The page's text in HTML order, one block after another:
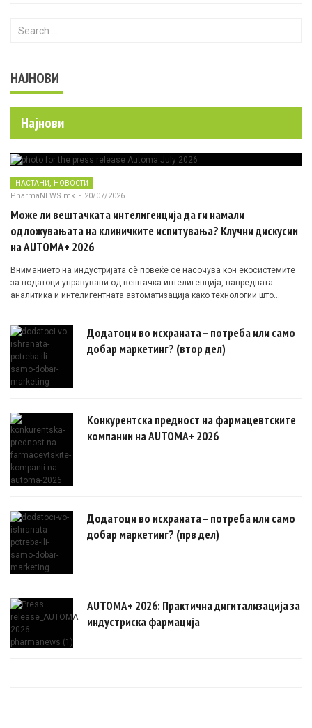
Search for:
НАЈНОВИ
Најнови
НАСТАНИ, НОВОСТИ
PharmaNEWS.mk - 20/07/2026
Може ли вештачката интелигенција да ги намали
одложувањата на клиничките испитувања? Клучни дискусии
на AUTOMA+ 2026
Вниманието на индустријата сè повеќе се насочува кон екосистемите
за податоци управувани од вештачка интелигенција, напредната
аналитика и интелигентната автоматизација како технологии што
Додатоци во исхраната – потреба или само
добар маркетинг? (втор дел)
Конкурентска предност на фармацевтските
компании на AUTOMA+ 2026
Додатоци во исхраната – потреба или само
добар маркетинг? (прв дел)
AUTOMA+ 2026: Практична дигитализација за
индустриска фармација